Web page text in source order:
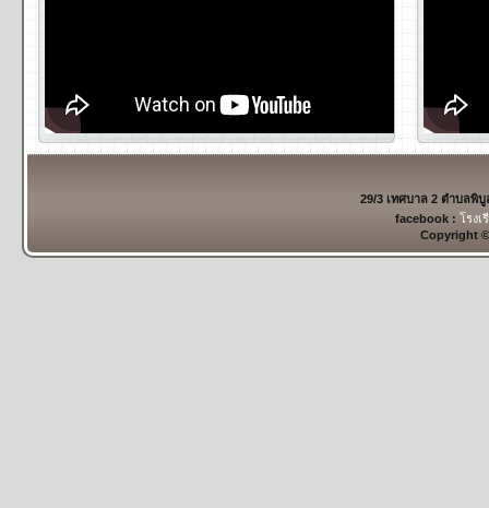
29/3 เทศบาล 2 ตำบลพิ
facebook : โรงเ
Copyright